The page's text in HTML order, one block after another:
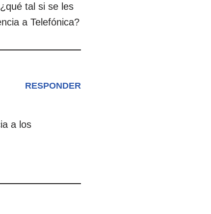
tal si se les
a Telefónica?
RESPONDER
a los